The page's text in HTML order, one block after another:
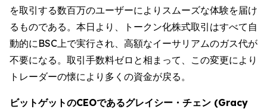
を取引する数百万のユーザーによりスムーズな体験を届け
るものである。本日より、トークン化株式取引はすべて自
動的にBSC上で実行され、高額なイーサリアムのガス代が
不要になる。取引手数料ゼロと相まって、この変更により
トレーダーの懐により多くの資金が戻る。
ビットゲットのCEOであるグレイシー・チェン (Gracy